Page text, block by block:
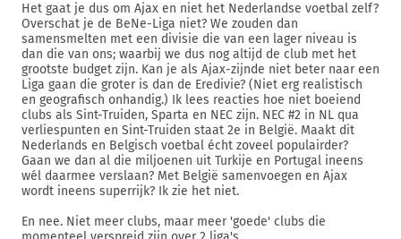
Het gaat je dus om Ajax en niet het Nederlandse voetbal zelf?
Overschat je de BeNe-Liga niet? We zouden dan
samensmelten met een divisie die van een lager niveau is
dan die van ons; waarbij we dus nog altijd de club met het
grootste budget zijn. Kan je als Ajax-zijnde niet beter naar een
Liga gaan die groter is dan de Eredivie? (Niet erg realistisch
en geografisch onhandig.) Ik lees reacties hoe niet boeiend
clubs als Sint-Truiden, Sparta en NEC zijn. NEC #2 in NL qua
verliespunten en Sint-Truiden staat 2e in België. Maakt dit
Nederlands en Belgisch voetbal écht zoveel populairder?
Gaan we dan al die miljoenen uit Turkije en Portugal ineens
wél daarmee verslaan? Met België samenvoegen en Ajax
wordt ineens superrijk? Ik zie het niet.
En nee. Niet meer clubs, maar meer 'goede' clubs die